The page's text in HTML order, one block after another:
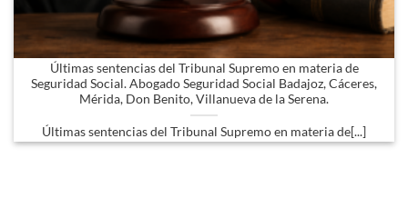
Últimas sentencias del Tribunal Supremo en materia de
Seguridad Social. Abogado Seguridad Social Badajoz, Cáceres,
Mérida, Don Benito, Villanueva de la Serena.
Últimas sentencias del Tribunal Supremo en materia de[...]